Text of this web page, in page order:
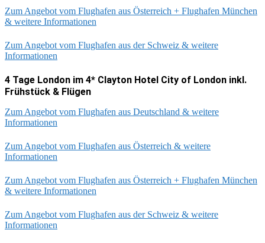
Zum Angebot vom Flughafen aus Österreich + Flughafen München
& weitere Informationen
Zum Angebot vom Flughafen aus der Schweiz & weitere
Informationen
4 Tage London im 4* Clayton Hotel City of London inkl.
Frühstück & Flügen
Zum Angebot vom Flughafen aus Deutschland & weitere
Informationen
Zum Angebot vom Flughafen aus Österreich & weitere
Informationen
Zum Angebot vom Flughafen aus Österreich + Flughafen München
& weitere Informationen
Zum Angebot vom Flughafen aus der Schweiz & weitere
Informationen